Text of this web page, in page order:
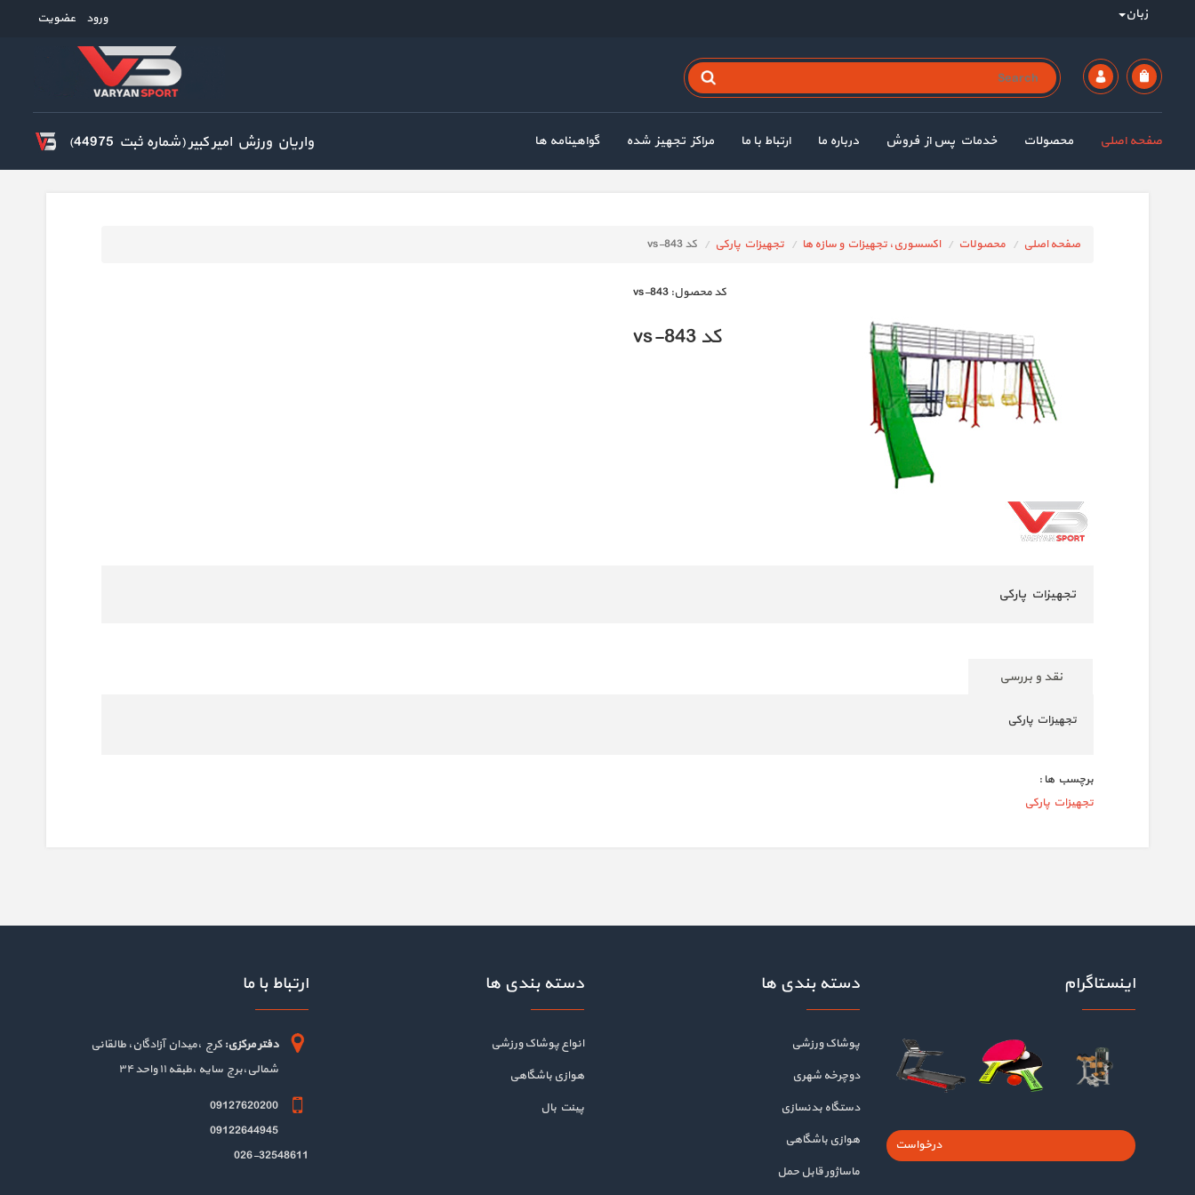
زبان ورود عضویت
صفحه اصلی محصولات خدمات پس از فروش درباره ما ارتباط با ما مراکز تجهیز شده گواهینامه ها واریان ورزش امیر کبیر (شماره ثبت 44975)
صفحه اصلی محصولات اکسسوری، تجهیزات و سازه ها تجهیزات پارکی کد vs-843
كد محصول: vs-843
کد vs-843
تجهیزات پارکی
نقد و بررسی
تجهیزات پارکی
برچسب ها :
تجهیزات پارکی
اینستاگرام
درخواست
دسته بندی ها
پوشاک ورزشی
دوچرخه شهری
دستگاه بدنسازی
هوازی باشگاهی
ماساژور قابل حمل
دسته بندی ها
انواع پوشاک ورزشی
هوازی باشگاهی
پینت بال
ارتباط با ما
دفتر مرکزی: کرج ،میدان آزادگان، طالقانی
شمالی،برج سایه ،طبقه ۱۱ واحد ۳۴
09127620200
09122644945
026-32548611